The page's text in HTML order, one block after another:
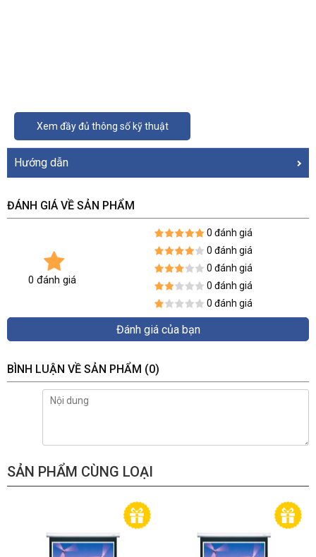
Xem đầy đủ thông số kỹ thuật
Hướng dẫn
ĐÁNH GIÁ VỀ SẢN PHẨM
0 đánh giá
0 đánh giá
0 đánh giá
0 đánh giá
0 đánh giá
0 đánh giá
Đánh giá của bạn
BÌNH LUẬN VỀ SẢN PHẨM (0)
SẢN PHẨM CÙNG LOẠI